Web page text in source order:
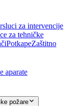
za intervencije
za tehničke
PotkapeZaštitno
aparate
požare